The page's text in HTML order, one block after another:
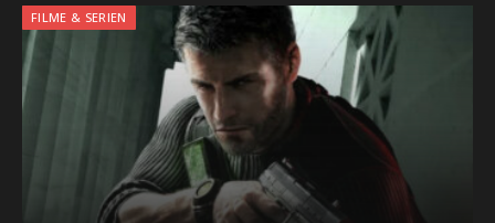
FILME & SERIEN